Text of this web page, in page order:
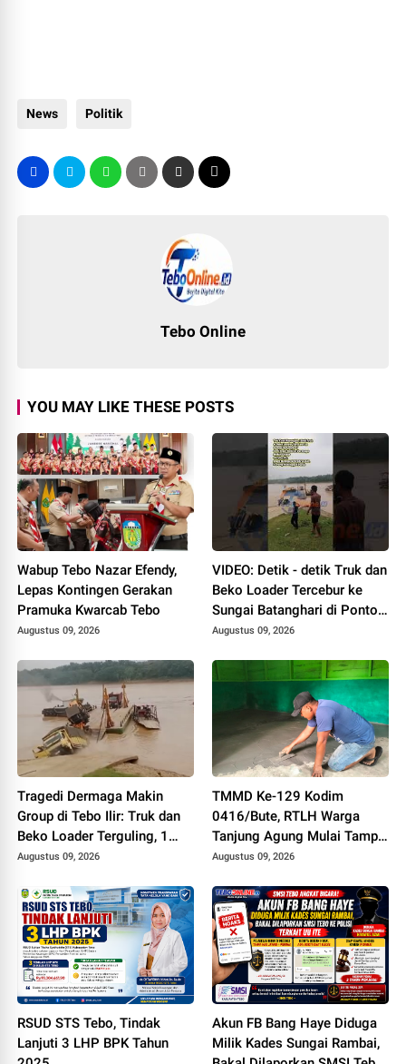
News Politik
Tebo Online
YOU MAY LIKE THESE POSTS
Wabup Tebo Nazar Efendy,
Lepas Kontingen Gerakan
Pramuka Kwarcab Tebo
Augustus 09, 2026
VIDEO: Detik - detik Truk dan
Beko Loader Tercebur ke
Sungai Batanghari di Ponton
Makin Group, 1 MD
Augustus 09, 2026
Tragedi Dermaga Makin
Group di Tebo Ilir: Truk dan
Beko Loader Terguling, 1
Karyawan MD
Augustus 09, 2026
TMMD Ke-129 Kodim
0416/Bute, RTLH Warga
Tanjung Agung Mulai Tampil
Lebih Rapi dan Layak Huni
Augustus 09, 2026
RSUD STS Tebo, Tindak
Lanjuti 3 LHP BPK Tahun
Akun FB Bang Haye Diduga
Milik Kades Sungai Rambai,